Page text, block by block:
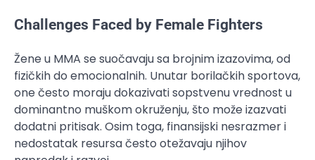
Challenges Faced by Female Fighters
Žene u MMA se suočavaju sa brojnim izazovima, od
fizičkih do emocionalnih. Unutar borilačkih sportova,
one često moraju dokazivati sopstvenu vrednost u
dominantno muškom okruženju, što može izazvati
dodatni pritisak. Osim toga, finansijski nesrazmer i
nedostatak resursa često otežavaju njihov